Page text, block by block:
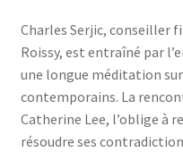
Charles Serjic, conseiller
Roissy, est entraîné par
une longue méditation
contemporains. La
Catherine Lee, l’oblige à
résoudre ses